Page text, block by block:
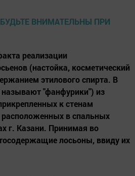
реализации
(настойка, косметический
этилового спирта. В
называют "фанфурики") из
к стенам
в спальных
г. Казани. Принимая во
лосьоны, ввиду их